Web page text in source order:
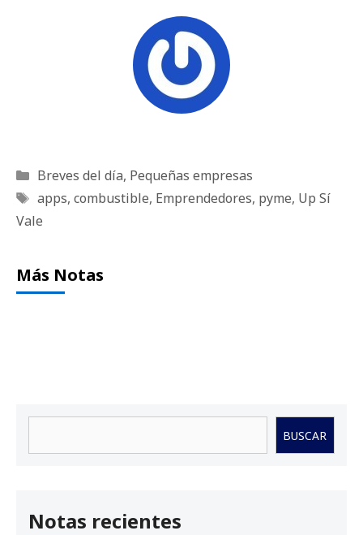
Categorías
Breves del día, Pequeñas empresas
Etiquetas
apps, combustible, Emprendedores, pyme, Up Sí
Vale
Más Notas
BUSCAR
Notas recientes